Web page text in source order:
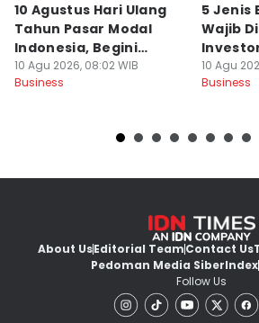
10 Agustus Hari Ulang
Tahun Pasar Modal
Indonesia, Begini
Sejarahnya
10 Agu 2026, 08:02 WIB
Business
5 Jenis
Wajib
10 Agu
Business
About UsEditorial TeamContact Us
Pedoman Media SiberIndex
Follow Us